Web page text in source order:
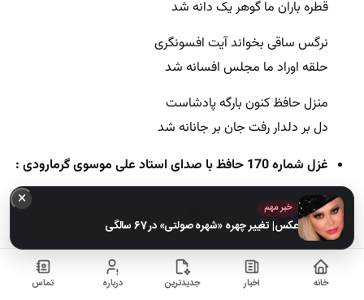
قطره باران ما گوهر یک دانه شد
نرگس ساقی بخواند آیت افسونگری
حلقه اوراد ما مجلس افسانه شد
منزل حافظ کنون بارگه پادشاست
دل بر دلدار رفت جان بر جانانه شد
غزل شماره 170 حافظ با صدای استاد علی موسوی گرمارودی :
تعبیر غزل شماره 170 حافظ در فال شما :
× خبر مهم
عکس| تغییر چهره «شهره صولتی» در 67 سالگی
خانه اخبار جدیدترین درباره تماس